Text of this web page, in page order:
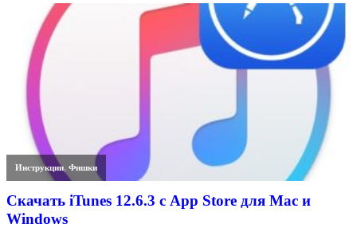
Инструкции,Фишки
Скачать iTunes 12.6.3 с App Store для Mac и
Windows